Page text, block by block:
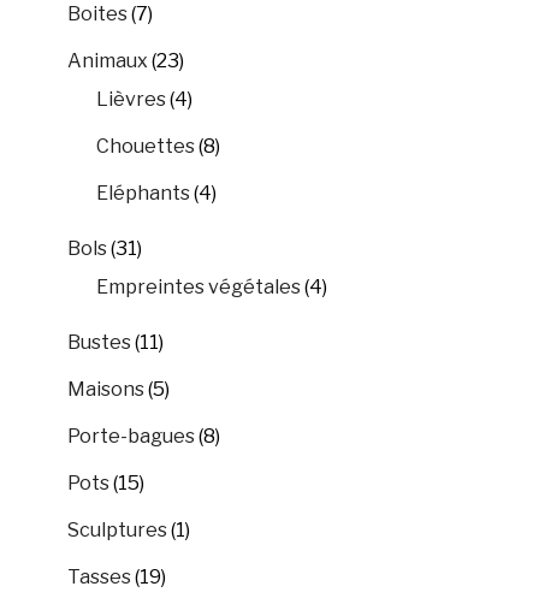
Boites(7)
Animaux (23)
Lièvres(4)
Chouettes(8)
Eléphants(4)
Bols(31)
Empreintes végétales(4)
Bustes(11)
Maisons(5)
Porte-bagues(8)
Pots(15)
Sculptures(1)
Tasses(19)